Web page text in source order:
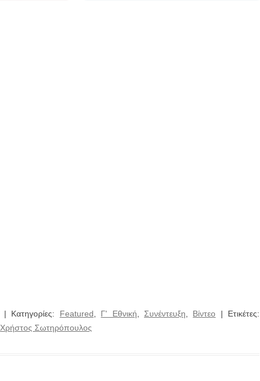
| Κατηγορίες: Featured Γ' Εθνική Συνέντευξη Βίντεο | Ετικέτες:
Χρήστος Σωτηρόπουλος